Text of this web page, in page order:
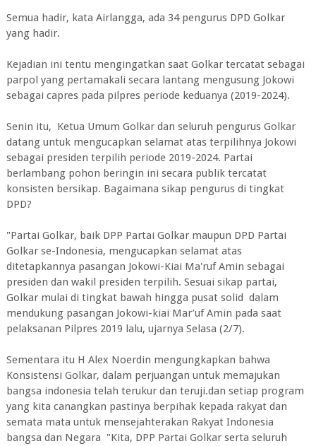
Semua hadir, kata Airlangga, ada 34 pengurus DPD Golkar
yang hadir.
Kejadian ini tentu mengingatkan saat Golkar tercatat sebagai
parpol yang pertamakali secara lantang mengusung Jokowi
sebagai capres pada pilpres periode keduanya (2019-2024).
Senin itu, Ketua Umum Golkar dan seluruh pengurus Golkar
datang untuk mengucapkan selamat atas terpilihnya Jokowi
sebagai presiden terpilih periode 2019-2024. Partai
berlambang pohon beringin ini secara publik tercatat
konsisten bersikap. Bagaimana sikap pengurus di tingkat
DPD?
"Partai Golkar, baik DPP Partai Golkar maupun DPD Partai
Golkar se-Indonesia, mengucapkan selamat atas
ditetapkannya pasangan Jokowi-Kiai Ma'ruf Amin sebagai
presiden dan wakil presiden terpilih. Sesuai sikap partai,
Golkar mulai di tingkat bawah hingga pusat solid dalam
mendukung pasangan Jokowi-kiai Mar’uf Amin pada saat
pelaksanan Pilpres 2019 lalu, ujarnya Selasa (2/7).
Sementara itu H Alex Noerdin mengungkapkan bahwa
Konsistensi Golkar, dalam perjuangan untuk memajukan
bangsa indonesia telah terukur dan teruji.dan setiap program
yang kita canangkan pastinya berpihak kepada rakyat dan
semata mata untuk mensejahterakan Rakyat Indonesia
bangsa dan Negara "Kita, DPP Partai Golkar serta seluruh